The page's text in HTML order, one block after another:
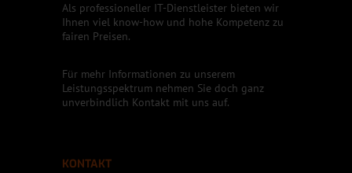
Als professioneller IT-Dienstleister bieten wir
Ihnen viel know-how und hohe Kompetenz zu
fairen Preisen.
Für mehr Informationen zu unserem
Leistungsspektrum nehmen Sie doch ganz
unverbindlich Kontakt mit uns auf.
KONTAKT